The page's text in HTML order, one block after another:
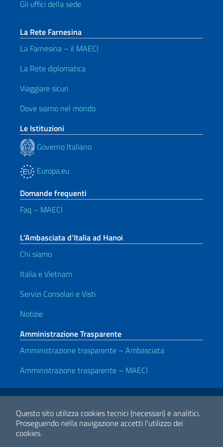
Questo sito utilizza cookies tecnici (necessari) e analitici.
Proseguendo nella navigazione accetti l'utilizzo dei
cookies.
Gli uffici della sede
La Rete Farnesina
La Farnesina – il MAECI
La Rete diplomatica
Viaggiare sicuri
Dove siamo nel mondo
Le Istituzioni
Governo Italiano
Europa.eu
Domande frequenti
Faq – MAECI
L’Ambasciata d’Italia ad Hanoi
Chi siamo
Italia e Vietnam
Servizi Consolari e Visti
Notizie
Amministrazione Trasparente
Amministrazione trasparente – Ambasciata
Amministrazione trasparente – MAECI
Link Utili